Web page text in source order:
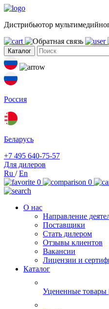
Дистрибьютор
Каталог
Россия
Беларусь
+7 495 640-75-57
Для дилеров
Ru /En
0
0
О нас
Направление
Поставщики
Стать дилером
Отзывы клиентов
Вакансии
Лицензии и
Каталог
Уцененные товары